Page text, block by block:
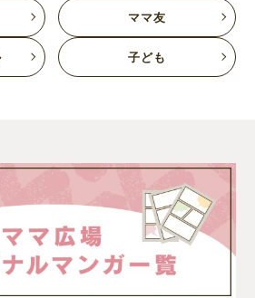
ママ友
子ども